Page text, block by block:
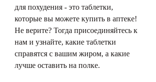
для похудения - это таблетки,
которые вы можете купить в аптеке!
Не верите? Тогда присоединяйтесь к
нам и узнайте, какие таблетки
справятся с вашим жиром, а какие
лучше оставить на полке.